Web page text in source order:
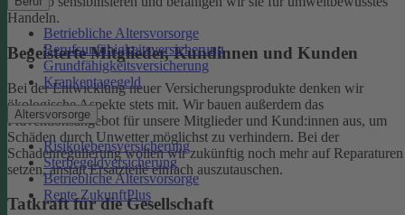
Betriebliche Altersvorsorge
Berufsunfähigkeitsversicherung
Grundfähigkeitsversicherung
Krankentagegeld
Altersvorsorge
Risikolebensversicherung
Sterbegeldversicherung
Betriebliche Altersvorsorge
Rente ZukunftPlus
Handeln.
Begeisterte Mitglieder, Kundinnen und Kunden
Bei der Entwicklung neuer Versicherungsprodukte denken wir
ökologische Aspekte stets mit. Wir bauen außerdem das
Präventionsangebot für unsere Mitglieder und Kund:innen aus, um
Schäden durch Unwetter möglichst zu verhindern. Bei der
Schadenregulierung wollen wir zukünftig noch mehr auf Reparaturen
setzen, anstatt Ersatzteile einfach auszutauschen.
Tatkraft für die Gesellschaft